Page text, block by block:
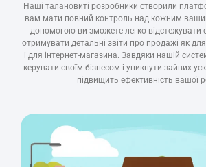
Наші талановиті розробники створили
вам мати повний контроль над кожним
допомогою ви зможете легко відстежувати
отримувати детальні звіти про продажі як
і для інтернет-магазина. Завдяки нашій
керувати своїм бізнесом і уникнути зайвих
підвищить ефективність вашої